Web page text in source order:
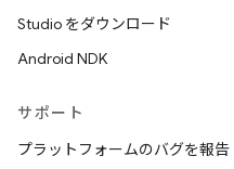
Studio をダウンロード
Android NDK
サポート
プラットフォームのバグを報告